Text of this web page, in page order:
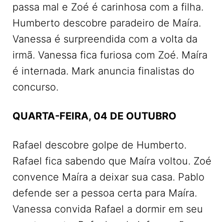
passa mal e Zoé é carinhosa com a filha.
Humberto descobre paradeiro de Maíra.
Vanessa é surpreendida com a volta da
irmã. Vanessa fica furiosa com Zoé. Maíra
é internada. Mark anuncia finalistas do
concurso.
QUARTA-FEIRA, 04 DE OUTUBRO
Rafael descobre golpe de Humberto.
Rafael fica sabendo que Maíra voltou. Zoé
convence Maíra a deixar sua casa. Pablo
defende ser a pessoa certa para Maíra.
Vanessa convida Rafael a dormir em seu